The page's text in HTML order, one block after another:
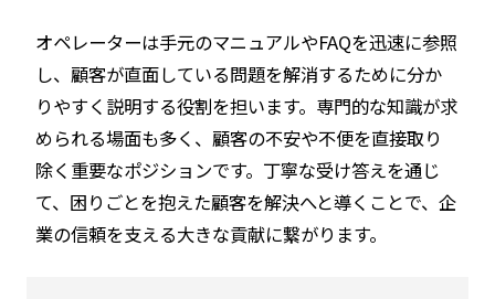
オペレーターは手元のマニュアルやFAQを迅速に参照
し、顧客が直面している問題を解消するために分か
りやすく説明する役割を担います。専門的な知識が求
められる場面も多く、顧客の不安や不便を直接取り
除く重要なポジションです。丁寧な受け答えを通じ
て、困りごとを抱えた顧客を解決へと導くことで、企
業の信頼を支える大きな貢献に繋がります。